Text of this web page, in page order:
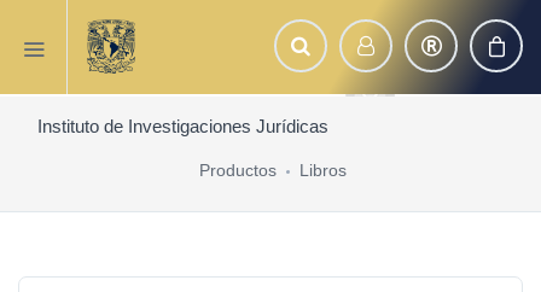
Instituto de Investigaciones Jurídicas
Productos Libros